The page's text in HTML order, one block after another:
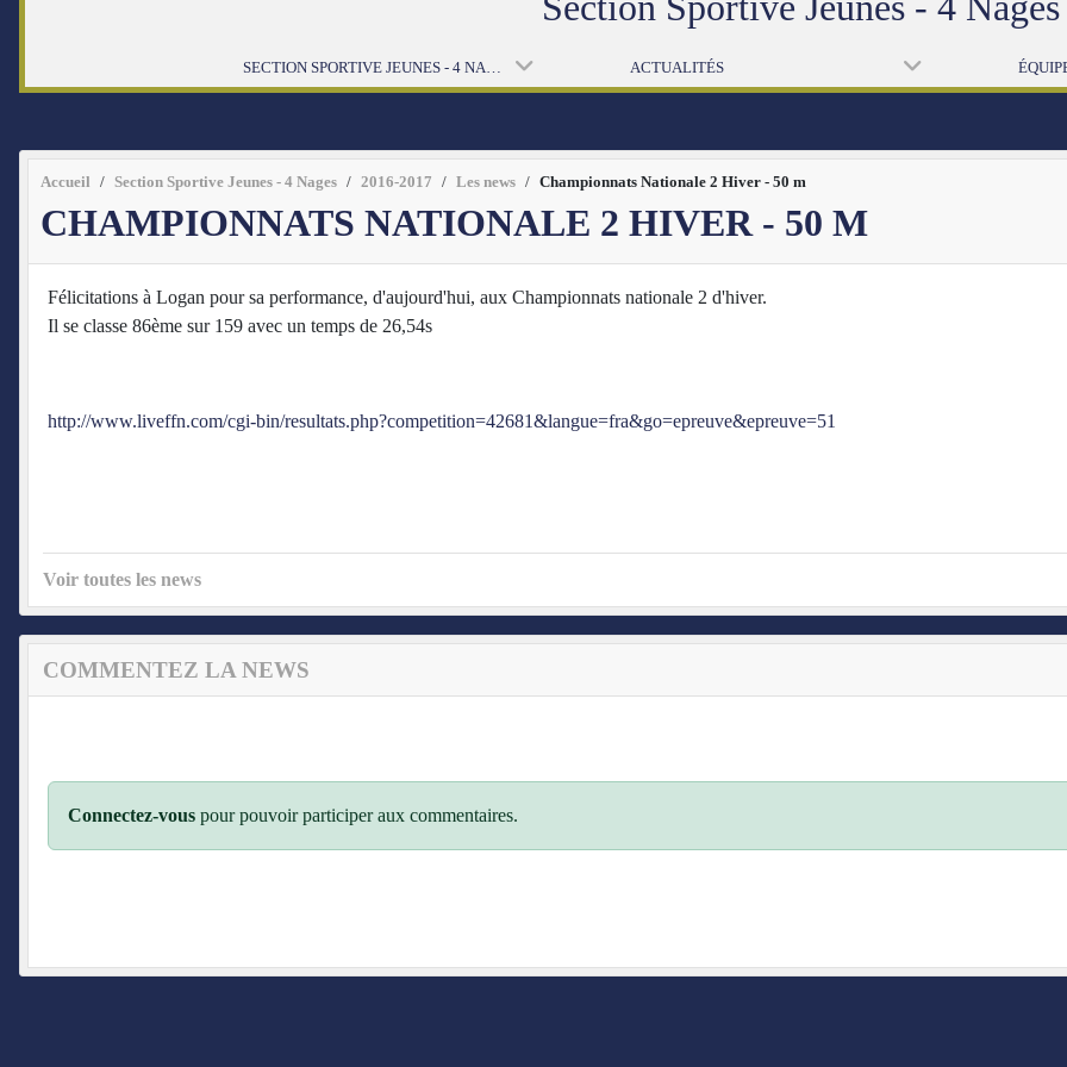
ACTUALITÉS
Accueil Section Sportive Jeunes - 4 Nages 2016-2017 Les news Championnats Nationale 2 Hiver - 50 m
CHAMPIONNATS NATIONALE 2 HIVER - 50 M
Félicitations à Logan pour sa performance, d'aujourd'hui, aux Championnats nationale 2 d'hiver.
Il se classe 86ème sur 159 avec un temps de 26,54s
http://www.liveffn.com/cgi-bin/resultats.php?competition=42681&langue=fra&go=epreuve&epreuve=51
Voir toutes les news
COMMENTEZ LA NEWS
Connectez-vous pour pouvoir participer aux commentaires.